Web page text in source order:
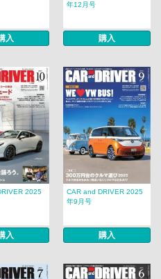
入
年12月号
購入
2025
入
CAR and DRIVER 2025
年9月号
購入